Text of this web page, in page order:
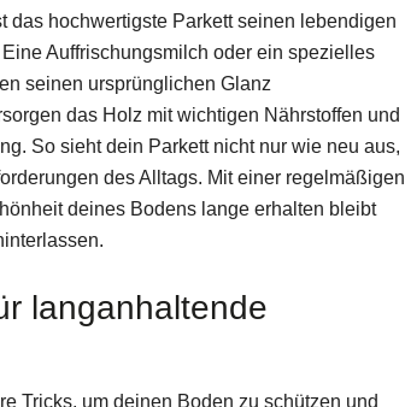
das hochwertigste Parkett seinen lebendigen
Auffrischungsmilch oder ein spezielles
seinen ursprünglichen Glanz
das Holz mit wichtigen Nährstoffen und
So sieht dein Parkett nicht nur wie neu aus,
des Alltags. Mit einer regelmäßigen
deines Bodens lange erhalten bleibt
langanhaltende
Tricks, um deinen Boden zu schützen und